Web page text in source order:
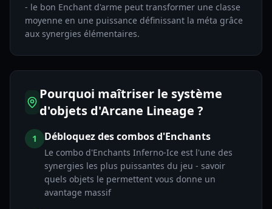
- le bon Enchant d'arme peut transformer une classe
moyenne en une puissance définissant la méta grâce
aux synergies élémentaires.
Pourquoi maîtriser le système
d'objets d'Arcane Lineage ?
1 Débloquez des combos d'Enchants
Le combo d'Enchants Inferno-Ice est l'une des
synergies les plus puissantes du jeu - savoir
quels objets le permettent vous donne un
avantage massif